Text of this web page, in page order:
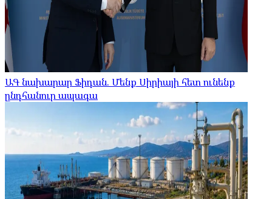
ԱԳ նախարար Ֆիդան. Մենք Սիրիայի հետ ունենք
ընդհանուր ապագա